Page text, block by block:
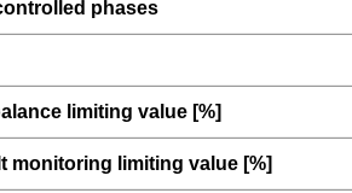
phases
limiting value [%]
monitoring limiting value [%]